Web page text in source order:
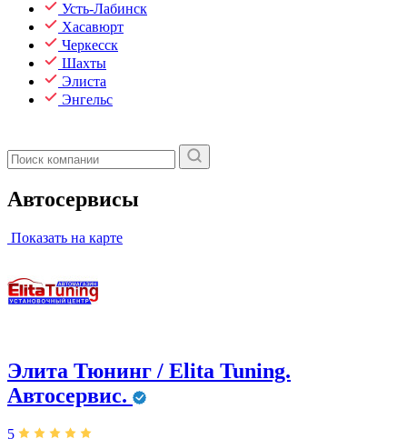
Усть-Лабинск
Хасавюрт
Черкесск
Шахты
Элиста
Энгельс
Автосервисы
Показать на карте
Элита Тюнинг / Elita Tuning.
Автосервис.
5